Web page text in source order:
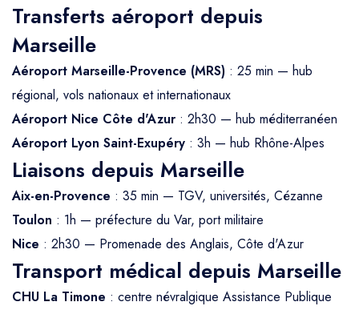
Transferts aéroport depuis
Marseille
Aéroport Marseille-Provence (MRS) : 25 min — hub
régional, vols nationaux et internationaux
Aéroport Nice Côte d'Azur : 2h30 — hub méditerranéen
Aéroport Lyon Saint-Exupéry : 3h — hub Rhône-Alpes
Liaisons depuis Marseille
Aix-en-Provence : 35 min — TGV, universités, Cézanne
Toulon : 1h — préfecture du Var, port militaire
Nice : 2h30 — Promenade des Anglais, Côte d'Azur
Transport médical depuis Marseille
CHU La Timone : centre névralgique Assistance Publique